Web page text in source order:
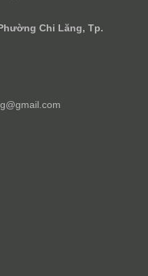
Chi Lăng, Tp.